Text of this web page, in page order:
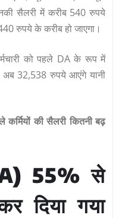
सैलरी में करीब 540 रुपये
रुपये के करीब हो जाएगा।
को पहले DA के रूप में
32,538 रुपये आएंगे यानी
की सैलरी कितनी बढ़
55% से
दिया गया